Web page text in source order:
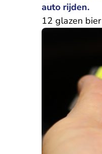
auto rijden.
12 glazen bier